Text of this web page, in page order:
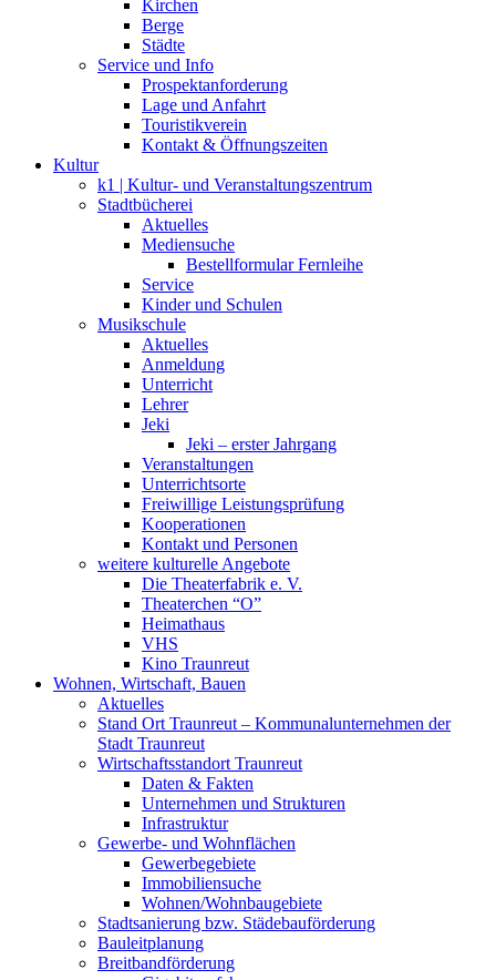
Kirchen
Berge
Städte
Service und Info
Prospektanforderung
Lage und Anfahrt
Touristikverein
Kontakt & Öffnungszeiten
Kultur
k1 | Kultur- und Veranstaltungszentrum
Stadtbücherei
Aktuelles
Mediensuche
Bestellformular Fernleihe
Service
Kinder und Schulen
Musikschule
Aktuelles
Anmeldung
Unterricht
Lehrer
Jeki
Jeki – erster Jahrgang
Veranstaltungen
Unterrichtsorte
Freiwillige Leistungsprüfung
Kooperationen
Kontakt und Personen
weitere kulturelle Angebote
Die Theaterfabrik e. V.
Theaterchen “O”
Heimathaus
VHS
Kino Traunreut
Wohnen, Wirtschaft, Bauen
Aktuelles
Stand Ort Traunreut – Kommunalunternehmen der
Stadt Traunreut
Wirtschaftsstandort Traunreut
Daten & Fakten
Unternehmen und Strukturen
Infrastruktur
Gewerbe- und Wohnflächen
Gewerbegebiete
Immobiliensuche
Wohnen/Wohnbaugebiete
Stadtsanierung bzw. Städebauförderung
Bauleitplanung
Breitbandförderung